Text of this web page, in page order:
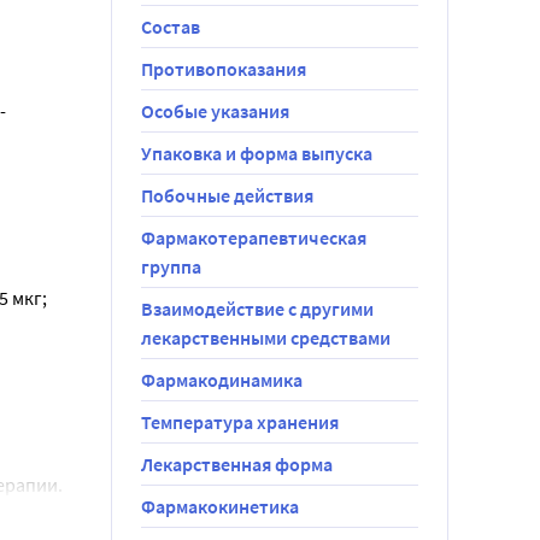
для
а
в
мкг;
Состав
Противопоказания
Особые указания
Упаковка и форма выпуска
Побочные действия
Фармакотерапевтическая
группа
Взаимодействие с другими
лекарственными средствами
Фармакодинамика
Температура хранения
Лекарственная форма
Фармакокинетика